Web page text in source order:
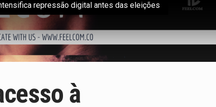
repressão digital antes das eleições
à